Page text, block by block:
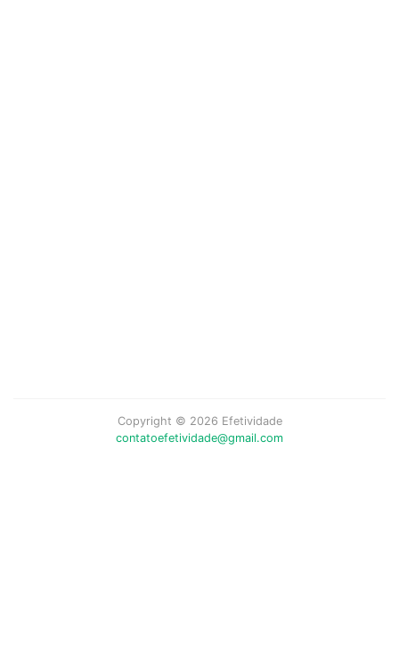
Copyright © 2026 Efetividade
contatoefetividade@gmail.com